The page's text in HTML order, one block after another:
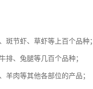
斑节虾、草虾等上百个品种；
排、兔腿等几百个品种；
羊肉等其他各部位的产品；